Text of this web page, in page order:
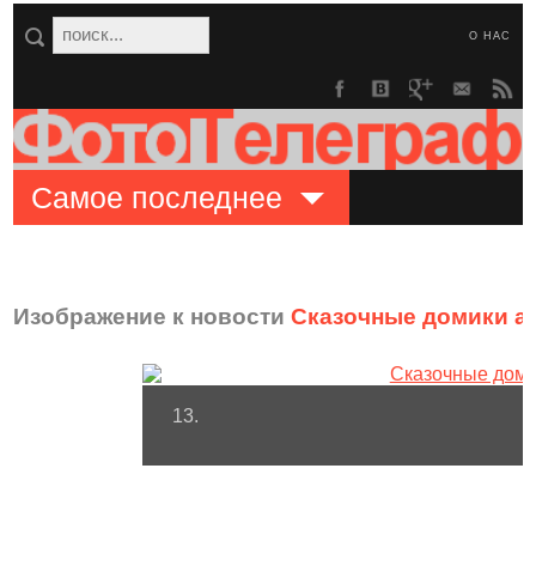
О НАС
Самое последнее
Изображение к новостиСказочные домики
13.